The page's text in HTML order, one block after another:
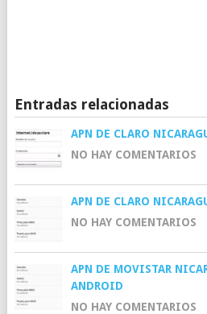
Entradas relacionadas
APN DE CLARO
NO HAY COMENTARIOS
APN DE CLARO
NO HAY COMENTARIOS
APN DE MOVISTAR
ANDROID
NO HAY COMENTARIOS